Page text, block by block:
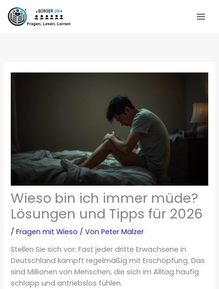
Zum
Inhalt
springen
Wieso bin ich immer müde?
Lösungen und Tipps für 2026
/Fragen mit Wieso / VonPeter Mälzer
Stellen Sie sich vor: Fast jeder dritte Erwachsene in
Deutschland kämpft regelmäßig mit Erschöpfung. Das
sind Millionen von Menschen, die sich im Alltag häufig
schlapp und antriebslos fühlen.